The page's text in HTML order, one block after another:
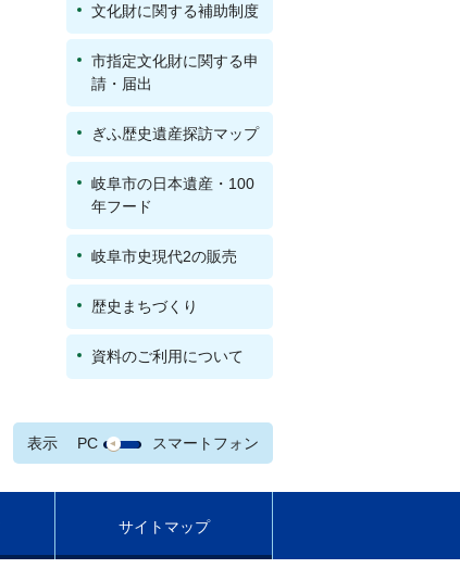
文化財に関する補助制度
市指定文化財に関する申
請・届出
ぎふ歴史遺産探訪マップ
岐阜市の日本遺産・100
年フード
岐阜市史現代2の販売
歴史まちづくり
資料のご利用について
表示 PC スマートフォン
サイトマップ